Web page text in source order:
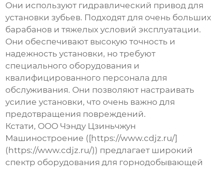
Они используют гидравлический привод для
установки зубьев. Подходят для очень больших
барабанов и тяжелых условий эксплуатации.
Они обеспечивают высокую точность и
надежность установки, но требуют
специального оборудования и
квалифицированного персонала для
обслуживания. Они позволяют настраивать
усилие установки, что очень важно для
предотвращения повреждений.
Кстати, ООО Чэнду Цзиньчжун
Машиностроение ([https://www.cdjz.ru/]
(https://www.cdjz.ru/)) предлагает широкий
спектр оборудования для горнодобывающей